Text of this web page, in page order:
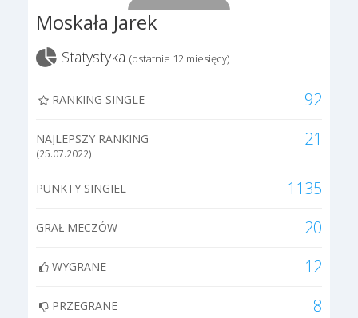
Moskała Jarek
Statystyka (ostatnie 12 miesięcy)
RANKING SINGLE 92
NAJLEPSZY RANKING
(25.07.2022)
21
PUNKTY SINGIEL 1135
GRAŁ MECZÓW 20
WYGRANE 12
PRZEGRANE 8